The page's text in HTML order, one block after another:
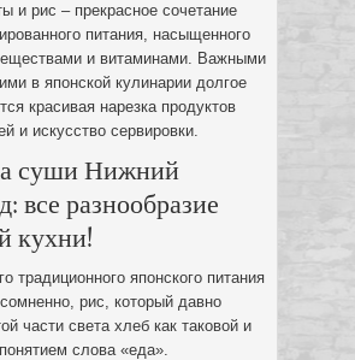
и рис – прекрасное сочетание
питания, насыщенного
и витаминами. Важными
в японской кулинарии долгое
красивая нарезка продуктов
и искусство сервировки.
суши Нижний
все разнообразие
кухни!
традиционного японского питания
рис, который давно
части света хлеб как таковой и
слова «еда».